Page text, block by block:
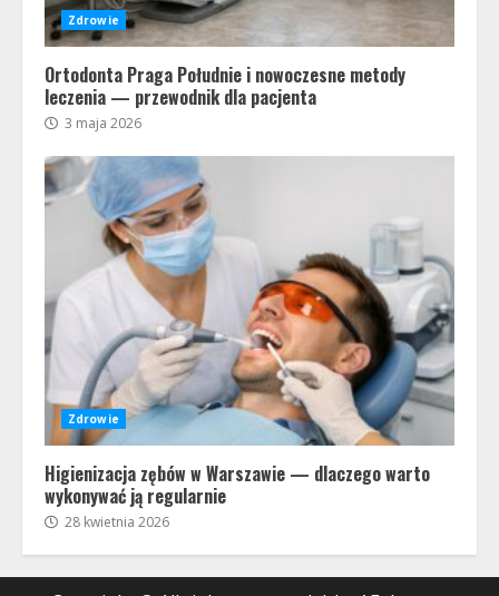
Zdrowie
Ortodonta Praga Południe i nowoczesne metody
leczenia — przewodnik dla pacjenta
3 maja 2026
Zdrowie
Higienizacja zębów w Warszawie — dlaczego warto
wykonywać ją regularnie
28 kwietnia 2026